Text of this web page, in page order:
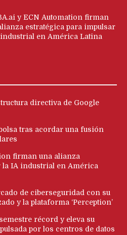
y ECN Automation firman
estratégica para impulsar
en América Latina
directiva de Google
tras acordar una fusión
firman una alianza
la IA industrial en América
de ciberseguridad con su
y la plataforma ‘Perception’
récord y eleva su
por los centros de datos